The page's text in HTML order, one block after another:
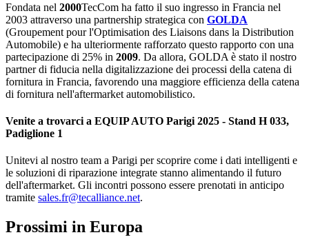
Fondata nel 2000TecCom ha fatto il suo ingresso in Francia nel
2003 attraverso una partnership strategica con GOLDA
(Groupement pour l'Optimisation des Liaisons dans la Distribution
Automobile) e ha ulteriormente rafforzato questo rapporto con una
partecipazione di 25% in 2009. Da allora, GOLDA è stato il nostro
partner di fiducia nella digitalizzazione dei processi della catena di
fornitura in Francia, favorendo una maggiore efficienza della catena
di fornitura nell'aftermarket automobilistico.
Venite a trovarci a EQUIP AUTO Parigi 2025 - Stand H 033,
Padiglione 1
Unitevi al nostro team a Parigi per scoprire come i dati intelligenti e
le soluzioni di riparazione integrate stanno alimentando il futuro
dell'aftermarket. Gli incontri possono essere prenotati in anticipo
tramite sales.fr@tecalliance.net.
Prossimi in Europa